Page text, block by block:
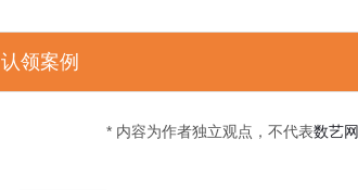
认领案例
* 内容为作者独立观点，不代表数艺网